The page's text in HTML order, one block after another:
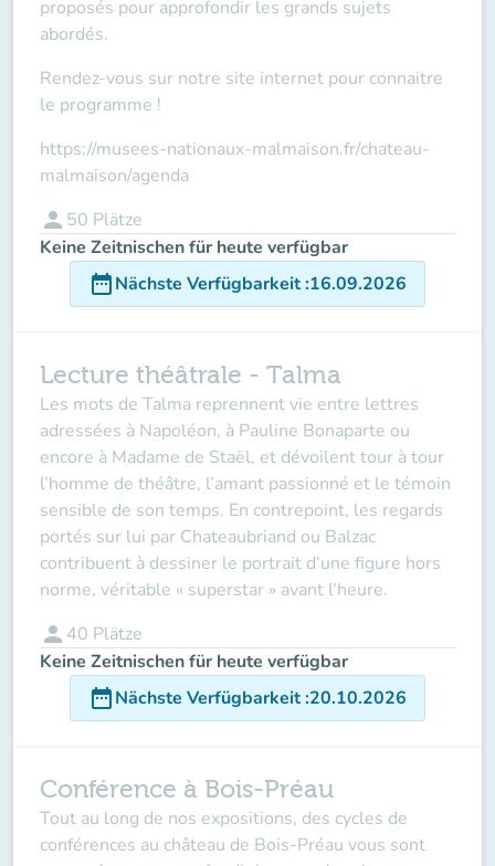
proposés pour approfondir les grands sujets
abordés.
Rendez-vous sur notre site internet pour connaitre
le programme !
https://musees-nationaux-malmaison.fr/chateau-
malmaison/agenda
person 50 Plätze
Keine Zeitnischen für heute verfügbar
date_rangeNächste Verfügbarkeit:16.09.2026
Lecture théâtrale - Talma
Les mots de Talma reprennent vie entre lettres
adressées à Napoléon, à Pauline Bonaparte ou
encore à Madame de Staël, et dévoilent tour à tour
l’homme de théâtre, l’amant passionné et le témoin
sensible de son temps. En contrepoint, les regards
portés sur lui par Chateaubriand ou Balzac
contribuent à dessiner le portrait d’une figure hors
norme, véritable « superstar » avant l’heure.
person 40 Plätze
Keine Zeitnischen für heute verfügbar
date_rangeNächste Verfügbarkeit:20.10.2026
Conférence à Bois-Préau
Tout au long de nos expositions, des cycles de
conférences au château de Bois-Préau vous sont